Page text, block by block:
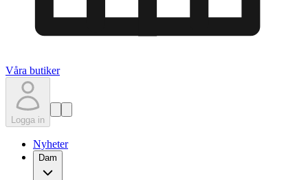
Våra butiker
Logga in
Nyheter
Dam